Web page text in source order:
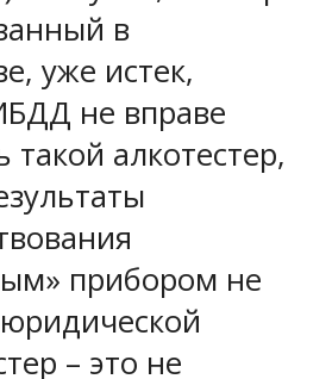
в
уже истек,
не вправе
такой алкотестер,
прибором не
– это не